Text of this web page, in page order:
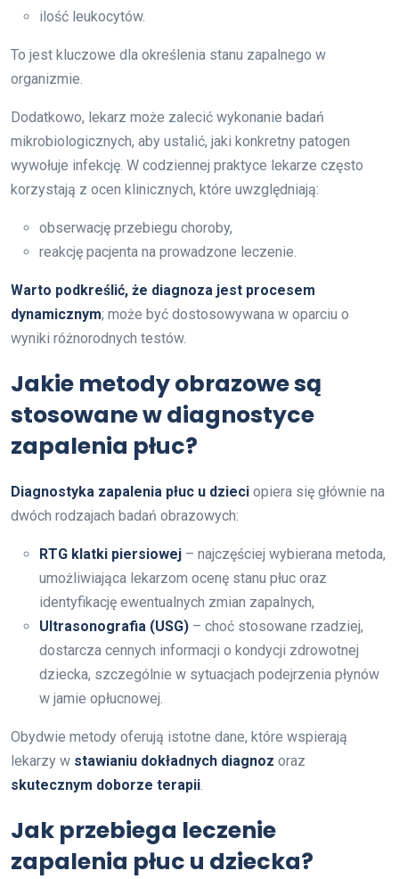
ilość leukocytów.
To jest kluczowe dla określenia stanu zapalnego w
organizmie.
Dodatkowo, lekarz może zalecić wykonanie badań
mikrobiologicznych, aby ustalić, jaki konkretny patogen
wywołuje infekcję. W codziennej praktyce lekarze często
korzystają z ocen klinicznych, które uwzględniają:
obserwację przebiegu choroby,
reakcję pacjenta na prowadzone leczenie.
Warto podkreślić, że diagnoza jest procesem
dynamicznym; może być dostosowywana w oparciu o
wyniki różnorodnych testów.
Jakie metody obrazowe są
stosowane w diagnostyce
zapalenia płuc?
Diagnostyka zapalenia płuc u dzieci opiera się głównie na
dwóch rodzajach badań obrazowych:
RTG klatki piersiowej – najczęściej wybierana metoda,
umożliwiająca lekarzom ocenę stanu płuc oraz
identyfikację ewentualnych zmian zapalnych,
Ultrasonografia (USG) – choć stosowane rzadziej,
dostarcza cennych informacji o kondycji zdrowotnej
dziecka, szczególnie w sytuacjach podejrzenia płynów
w jamie opłucnowej.
Obydwie metody oferują istotne dane, które wspierają
lekarzy w stawianiu dokładnych diagnoz oraz
skutecznym doborze terapii.
Jak przebiega leczenie
zapalenia płuc u dziecka?